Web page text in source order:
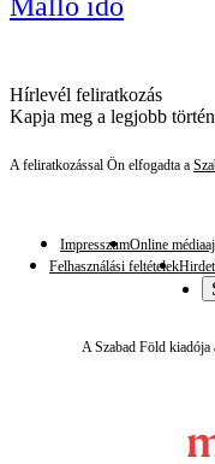
Hírlevél feliratkozás
Kapja meg a legjobb
A feliratkozással Ön elfogadta a
ImpresszumOnline
Felhasználási feltételek
A Szabad Föld